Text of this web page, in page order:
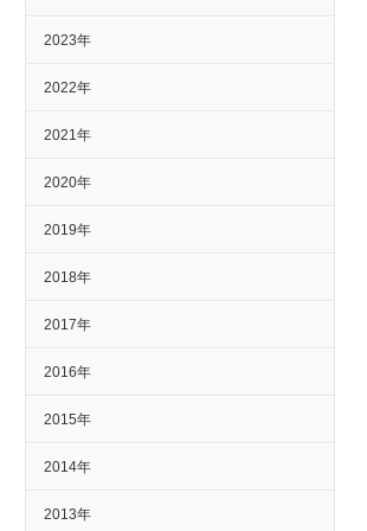
2023年
2022年
2021年
2020年
2019年
2018年
2017年
2016年
2015年
2014年
2013年